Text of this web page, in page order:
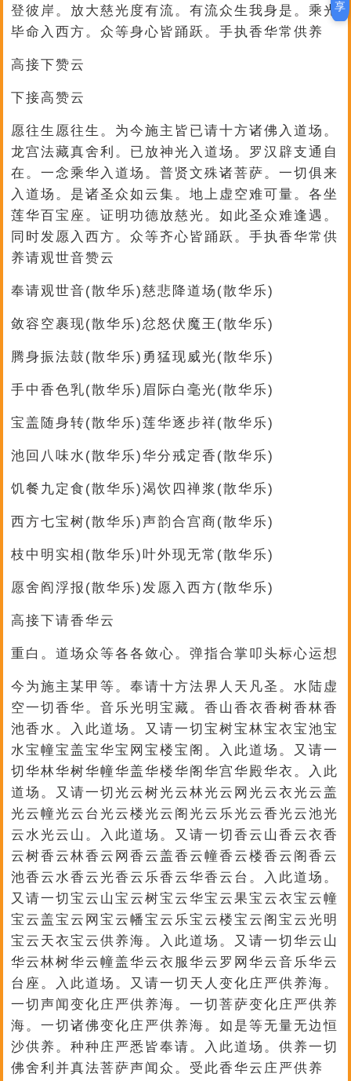
登彼岸。放大慈光度有流。有流众生我身是。乘光
毕命入西方。众等身心皆踊跃。手执香华常供养
高接下赞云
下接高赞云
愿往生愿往生。为今施主皆已请十方诸佛入道场。
龙宫法藏真舍利。已放神光入道场。罗汉辟支通自
在。一念乘华入道场。普贤文殊诸菩萨。一切俱来
入道场。是诸圣众如云集。地上虚空难可量。各坐
莲华百宝座。证明功德放慈光。如此圣众难逢遇。
同时发愿入西方。众等齐心皆踊跃。手执香华常供
养请观世音赞云
奉请观世音(散华乐)慈悲降道场(散华乐)
敛容空裹现(散华乐)忿怒伏魔王(散华乐)
腾身振法鼓(散华乐)勇猛现威光(散华乐)
手中香色乳(散华乐)眉际白毫光(散华乐)
宝盖随身转(散华乐)莲华逐步祥(散华乐)
池回八味水(散华乐)华分戒定香(散华乐)
饥餐九定食(散华乐)渴饮四禅浆(散华乐)
西方七宝树(散华乐)声韵合宫商(散华乐)
枝中明实相(散华乐)叶外现无常(散华乐)
愿舍阎浮报(散华乐)发愿入西方(散华乐)
高接下请香华云
重白。道场众等各各敛心。弹指合掌叩头标心运想
今为施主某甲等。奉请十方法界人天凡圣。水陆虚
空一切香华。音乐光明宝藏。香山香衣香树香林香
池香水。入此道场。又请一切宝树宝林宝衣宝池宝
水宝幢宝盖宝华宝网宝楼宝阁。入此道场。又请一
切华林华树华幢华盖华楼华阁华宫华殿华衣。入此
道场。又请一切光云树光云林光云网光云衣光云盖
光云幢光云台光云楼光云阁光云乐光云香光云池光
云水光云山。入此道场。又请一切香云山香云衣香
云树香云林香云网香云盖香云幢香云楼香云阁香云
池香云水香云光香云乐香云华香云台。入此道场。
又请一切宝云山宝云树宝云华宝云果宝云衣宝云幢
宝云盖宝云网宝云幡宝云乐宝云楼宝云阁宝云光明
宝云天衣宝云供养海。入此道场。又请一切华云山
华云林树华云幢盖华云衣服华云罗网华云音乐华云
台座。入此道场。又请一切天人变化庄严供养海。
一切声闻变化庄严供养海。一切菩萨变化庄严供养
海。一切诸佛变化庄严供养海。如是等无量无边恒
沙供养。种种庄严悉皆奉请。入此道场。供养一切
佛舍利并真法菩萨声闻众。受此香华云庄严供养
享